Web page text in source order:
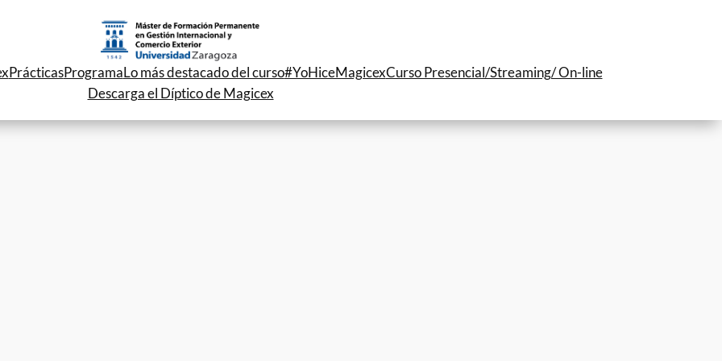
PrácticasProgramaLo más destacado del curso#YoHiceMagicexCurso Presencial/Streaming/ On-line
Descarga el Díptico de Magicex